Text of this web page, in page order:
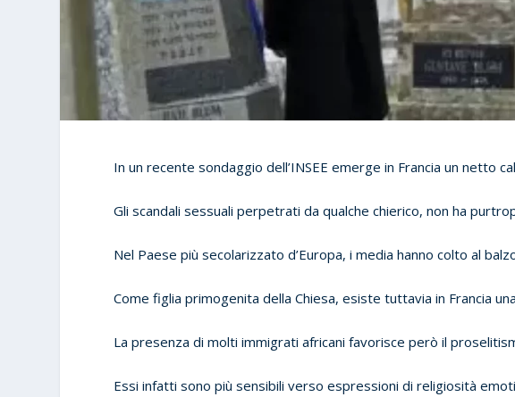
In un recente sondaggio dell’INSEE emerge in Francia un netto
Gli scandali sessuali perpetrati da qualche chierico, non ha
Nel Paese più secolarizzato d’Europa, i media hanno colto al
Come figlia primogenita della Chiesa, esiste tuttavia in Francia
La presenza di molti immigrati africani favorisce però il
Essi infatti sono più sensibili verso espressioni di religiosità